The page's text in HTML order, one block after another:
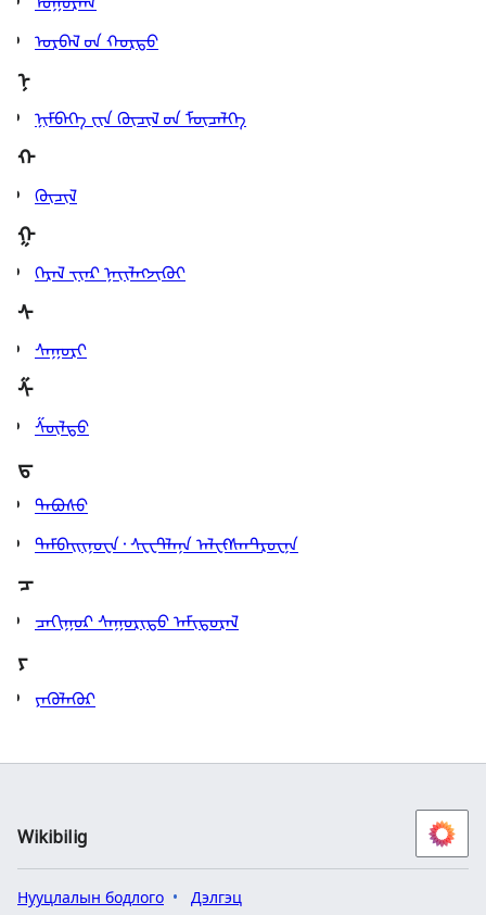
ᠤᠷᠪᠠᠯ ‍ᠤᠨ ᠬᠤᠷᠳᠤ
ᠨ
ᠨᠢᠮᠪᠡᠭᠡ ᠶ᠋ᠢᠨ ᠬᠦᠴᠢᠯ ‍ᠦᠨ ᠮᠥᠴᠡᠯᠭᠡ
ᠬ
ᠬᠦᠴᠢᠯ
ᠭ
ᠭᠡᠷᠡᠯ ᠊ᠢᠢᠡᠷ ᠨᠡᠶ᠋ᠢᠯᠡᠭᠵᠢᠬᠦᠢ
ᠰ
ᠰᠠᠭᠤᠷᠢ
ᠱ
ᠱᠦᠯᠲᠦ
ᠳ
ᠳᠠᠪᠤᠰᠤ
ᠳᠠᠮᠪᠠᠢᠢᠨᠣᠸᠠ᠂ ᠰᠸᠧᠲ᠋ᠯᠠᠨᠠ ᠠᠯᠧᠻᠰᠠᠨ᠍ᠲᠷᠣᠸᠨᠠ
ᠴ
ᠴᠠᠬᠢᠭᠤᠷ ᠰᠠᠭᠤᠷᠢᠲᠤ ᠠᠮᠢᠳᠤᠷᠠᠯ
ᠶ
ᠶᠡᠭᠦᠯᠡᠭᠦᠷ
Wikibilig
Нууцлалын бодлого Дэлгэц